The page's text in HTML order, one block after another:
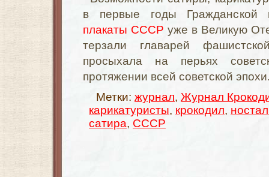
в первые годы Гражданской
плакаты СССР уже в Великую
терзали главарей
просыхала на перьях
протяжении всей советской
Метки: журнал, Журнал
карикатуристы, крокодил,
сатира, СССР